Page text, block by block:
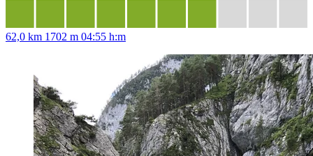
62,0 km 1702 m 04:55 h:m